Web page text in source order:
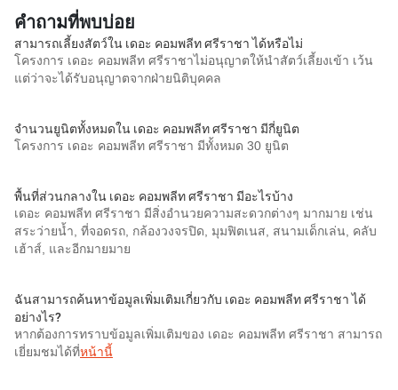
คำถามที่พบบ่อย
สามารถเลี้ยงสัตว์ใน เดอะ คอมพลีท ศรีราชา ได้หรือไม่
โครงการ เดอะ คอมพลีท ศรีราชาไม่อนุญาตให้นำสัตว์เลี้ยงเข้า เว้น
แต่ว่าจะได้รับอนุญาตจากฝ่ายนิติบุคคล
จำนวนยูนิตทั้งหมดใน เดอะ คอมพลีท ศรีราชา มีกี่ยูนิต
โครงการ เดอะ คอมพลีท ศรีราชา มีทั้งหมด 30 ยูนิต
พื้นที่ส่วนกลางใน เดอะ คอมพลีท ศรีราชา มีอะไรบ้าง
เดอะ คอมพลีท ศรีราชา มีสิ่งอำนวยความสะดวกต่างๆ มากมาย เช่น
สระว่ายน้ำ, ที่จอดรถ, กล้องวงจรปิด, มุมฟิตเนส, สนามเด็กเล่น, คลับ
เฮ้าส์, และอีกมายมาย
ฉันสามารถค้นหาข้อมูลเพิ่มเติมเกี่ยวกับ เดอะ คอมพลีท ศรีราชา ได้
อย่างไร?
หากต้องการทราบข้อมูลเพิ่มเติมของ เดอะ คอมพลีท ศรีราชา สามารถ
เยี่ยมชมได้ที่หน้านี้